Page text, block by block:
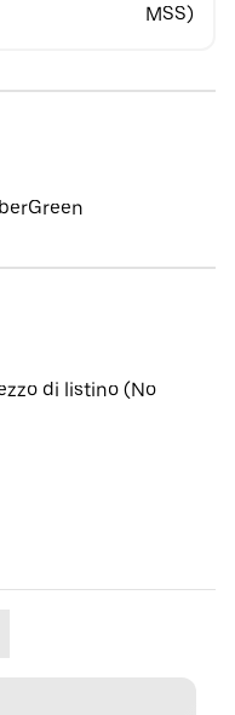
MSS)
di listino (No